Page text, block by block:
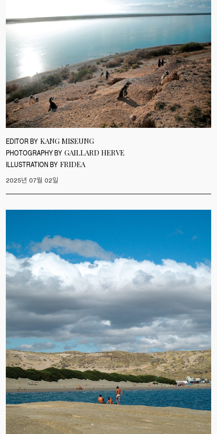
EDITOR BY KANG MISEUNG
PHOTOGRAPHY BY GAILLARD HERVE
ILLUSTRATION BY FRIDEA
2025년 07월 02일